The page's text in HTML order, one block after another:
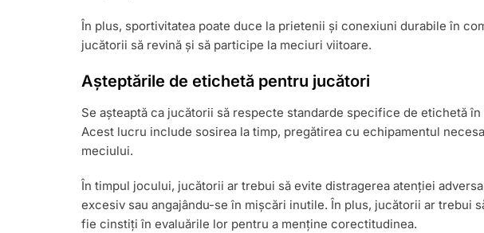
În plus, sportivitatea poate duce la prietenii și conexiuni durabile în
jucătorii să revină și să participe la meciuri viitoare.
Așteptările de etichetă pentru jucători
Se așteaptă ca jucătorii să respecte standarde specifice de etichetă
Acest lucru include sosirea la timp, pregătirea cu echipamentul
meciului.
În timpul jocului, jucătorii ar trebui să evite distragerea atenției
excesiv sau angajându-se în mișcări inutile. În plus, jucătorii ar trebui
fie cinstiți în evaluările lor pentru a menține corectitudinea.